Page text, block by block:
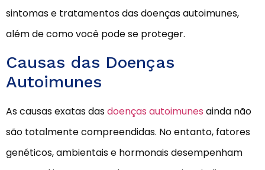
sintomas e tratamentos das doenças autoimunes,
além de como você pode se proteger.
Causas das Doenças
Autoimunes
As causas exatas dasdoenças autoimunes ainda não
são totalmente compreendidas. No entanto, fatores
genéticos, ambientais e hormonais desempenham